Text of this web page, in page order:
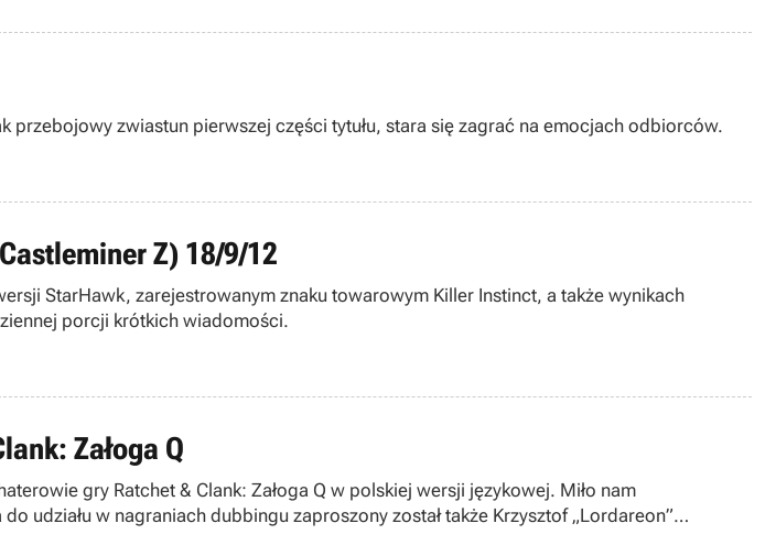
zwiastun pierwszej części tytułu, stara się zagrać na emocjach odbiorców.
Z) 18/9/12
StarHawk, zarejestrowanym znaku towarowym Killer Instinct, a także wynikach
porcji krótkich wiadomości.
Załoga Q
gry Ratchet & Clank: Załoga Q w polskiej wersji językowej. Miło nam
udziału w nagraniach dubbingu zaproszony został także Krzysztof „Lordareon”